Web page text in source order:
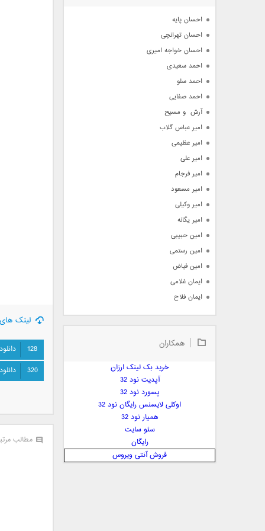
لینک
128
320
مطالب
احسان پایه
احسان تهرانچی
احسان خواجه امیری
احمد سعیدی
احمد سلو
احمد صفایی
آرش  و مسیح
امیر عباس گلاب
امیر عظیمی
امیر علی
امیر فرجام
امیر مسعود
امیر وکیلی
امیر یگانه
امین حبیبی
امین رستمی
امین فیاض
ایمان غلامی
ایمان فلاح
بابک جهانبخش
بابک مافی
بهنام صفوی
پارسا چیلیک
همکاران
خرید بک لینک ارزان
آپدیت نود 32
پسورد نود 32
اوکلی لایسنس رایگان نود 32
همیار نود 32
سئو سایت
رایگان
فروش آنتی ویروس